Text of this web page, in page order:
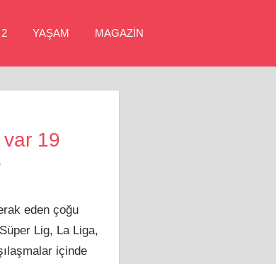
YAŞAM MAGAZİN
19
eden çoğu
Lig, La Liga,
içinde